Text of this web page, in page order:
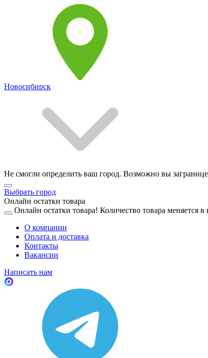
Новосибирск
Не смогли определить ваш город. Возможно вы
Выбрать город
Онлайн остатки товара
Онлайн остатки товара! Количество товара меняется
О компании
Оплата и доставка
Контакты
Вакансии
Написать нам